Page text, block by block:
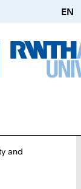
EN
and